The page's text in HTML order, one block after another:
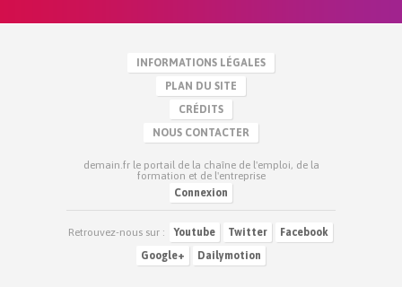
INFORMATIONS LÉGALES
PLAN DU SITE
CRÉDITS
NOUS CONTACTER
demain.fr le portail de la chaîne de l'emploi, de la
formation et de l'entreprise
Connexion
Retrouvez-nous sur : Youtube Twitter
Facebook
Google+
Dailymotion